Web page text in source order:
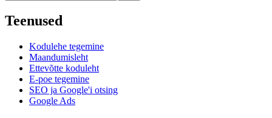
Teenused
Kodulehe tegemine
Maandumisleht
Ettevõtte koduleht
E-poe tegemine
SEO ja Google'i otsing
Google Ads